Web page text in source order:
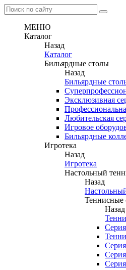
МЕНЮ
Каталог
Назад
Каталог
Бильярдные столы
Назад
Бильярдные
Эксклюзивная
Любительская
Игровое
Бильярдные
Игротека
Назад
Игротека
Настольный
Назад
Теннисные
Назад